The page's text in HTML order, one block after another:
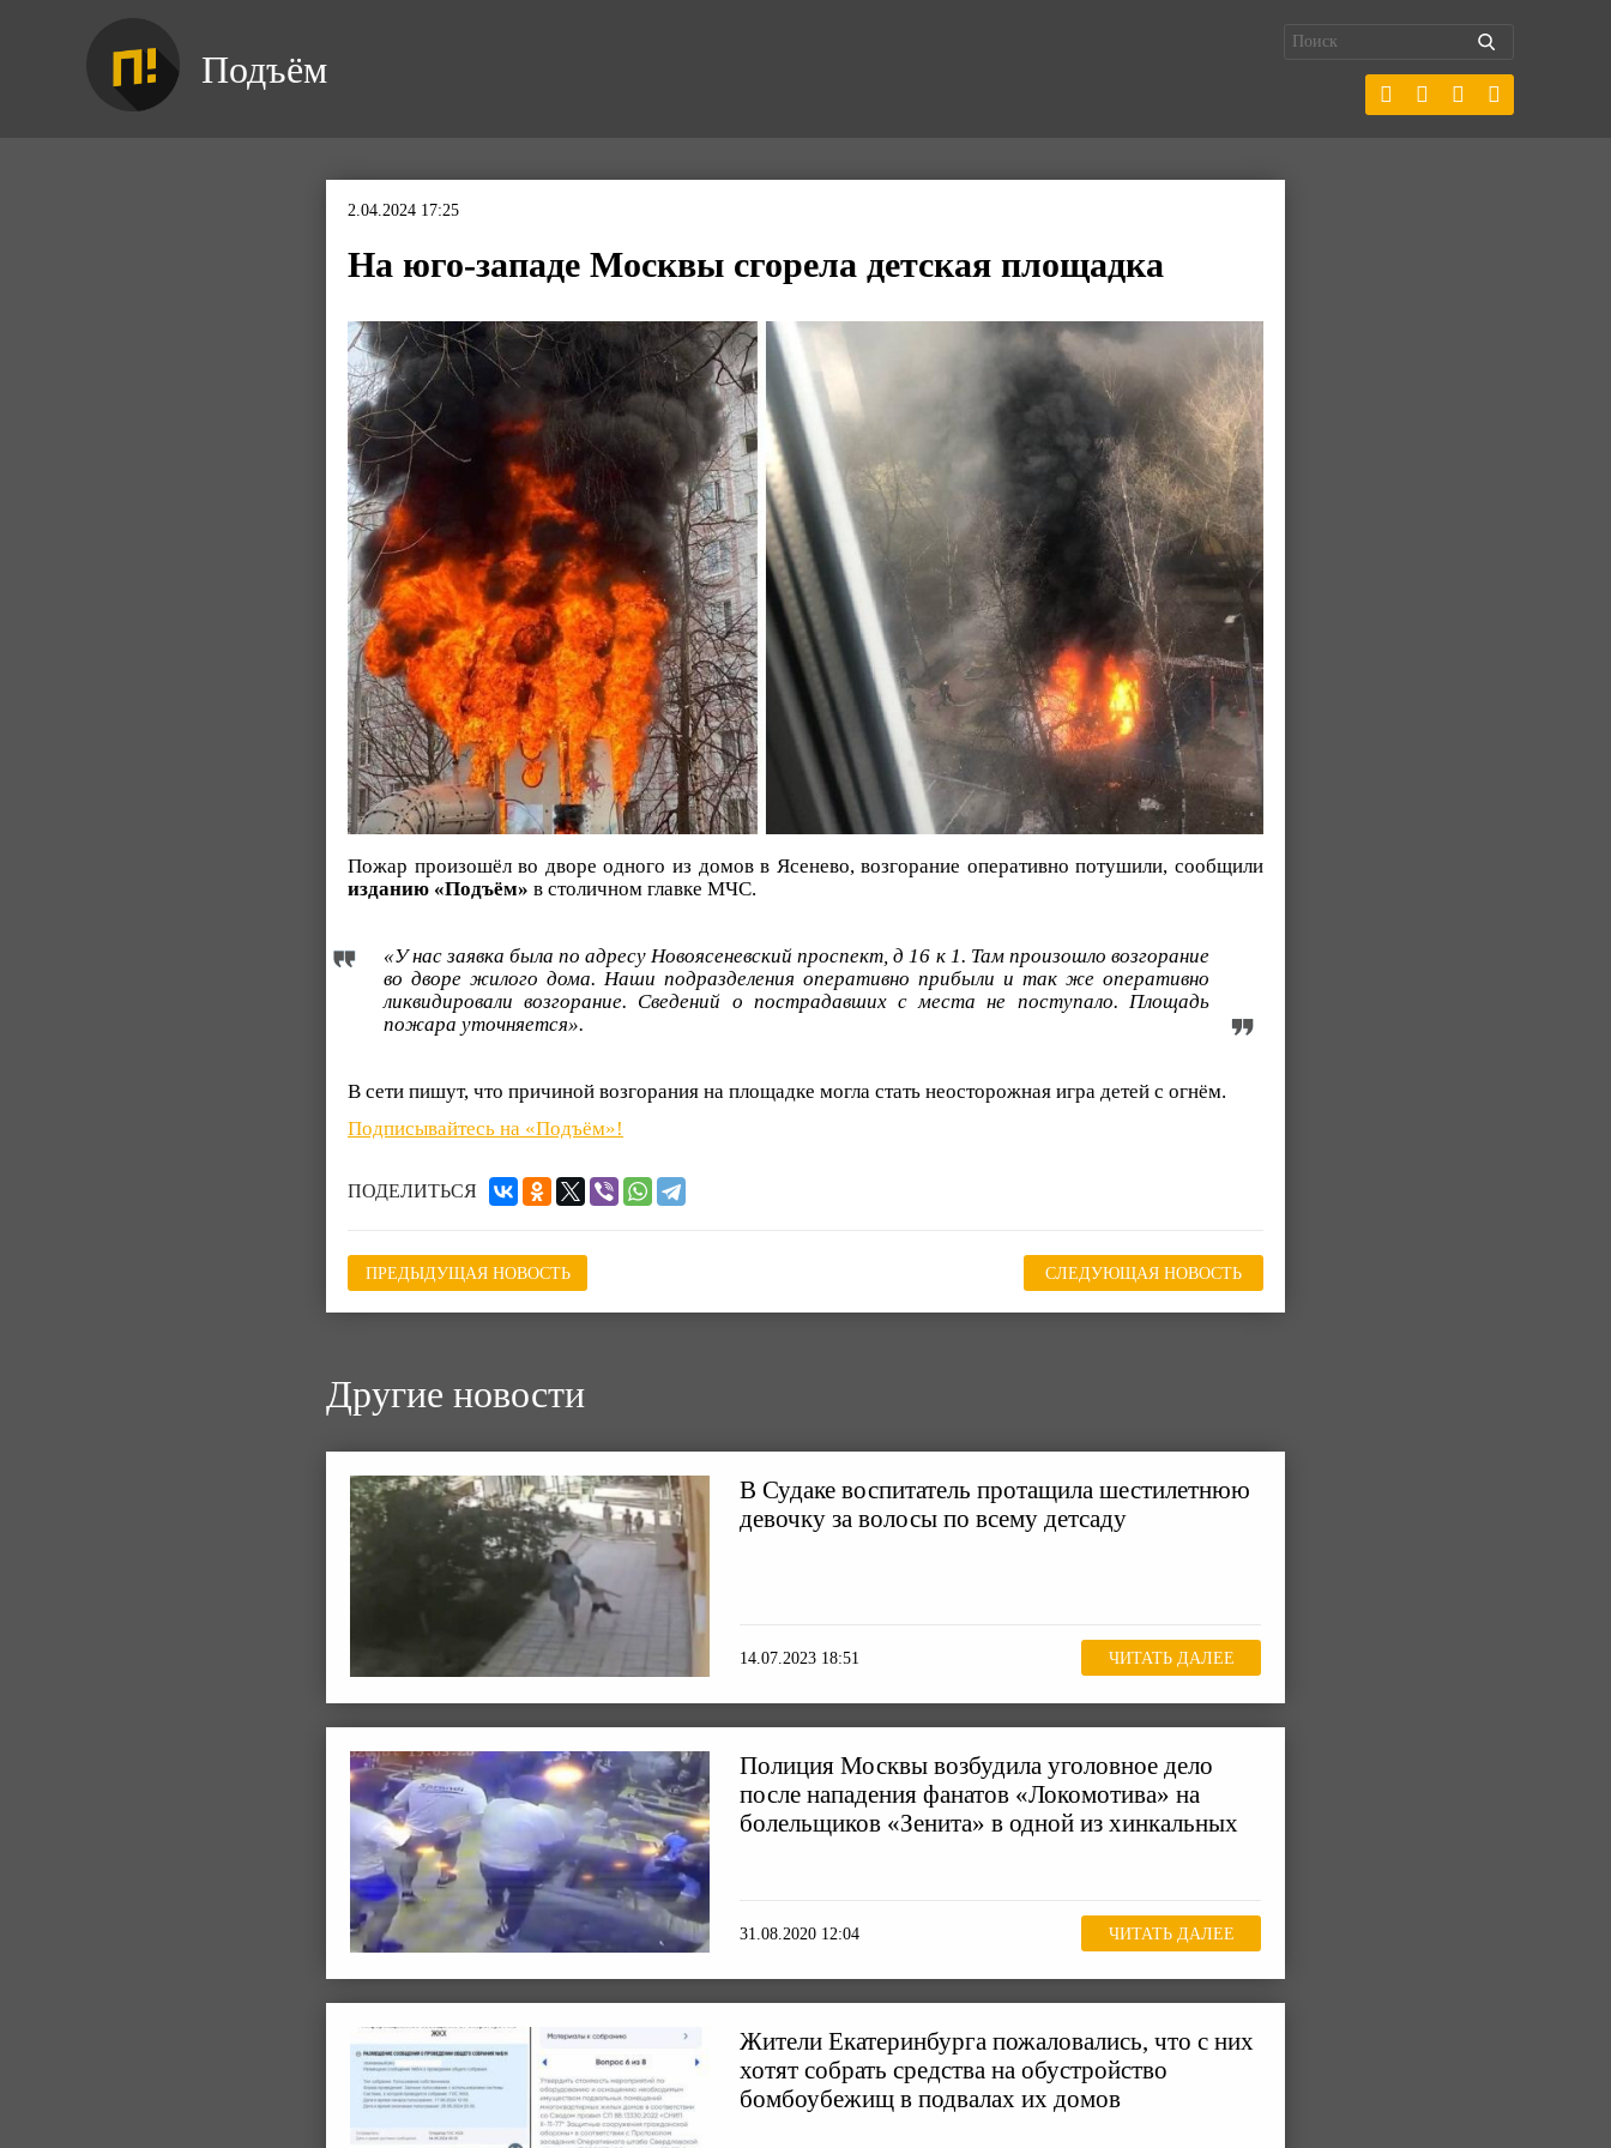
Подъём
2.04.2024 17:25
На юго-западе Москвы сгорела детская площадка
Пожар произошёл во дворе одного из домов в Ясенево, возгорание оперативно потушили, сообщили
изданию «Подъём» в столичном главке МЧС.
«У нас заявка была по адресу Новоясеневский проспект, д 16 к 1. Там произошло возгорание
во дворе жилого дома. Наши подразделения оперативно прибыли и так же оперативно
ликвидировали возгорание. Сведений о пострадавших с места не поступало. Площадь
пожара уточняется».
В сети пишут, что причиной возгорания на площадке могла стать неосторожная игра детей с огнём.
Подписывайтесь на «Подъём»!
ПОДЕЛИТЬСЯ
ПРЕДЫДУЩАЯ НОВОСТЬ СЛЕДУЮЩАЯ НОВОСТЬ
Другие новости
В Судаке воспитатель протащила шестилетнюю
девочку за волосы по всему детсаду
14.07.2023 18:51 ЧИТАТЬ ДАЛЕЕ
Полиция Москвы возбудила уголовное дело
после нападения фанатов «Локомотива» на
болельщиков «Зенита» в одной из хинкальных
31.08.2020 12:04 ЧИТАТЬ ДАЛЕЕ
Жители Екатеринбурга пожаловались, что с них
хотят собрать средства на обустройство
бомбоубежищ в подвалах их домов